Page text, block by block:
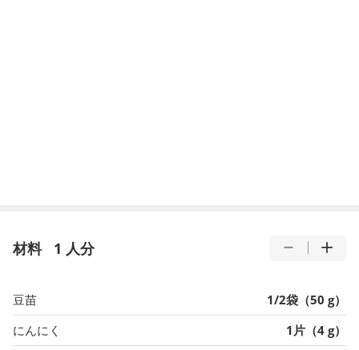
材料 1 人分
豆苗
1/2袋（50 g）
にんにく
1片（4 g）